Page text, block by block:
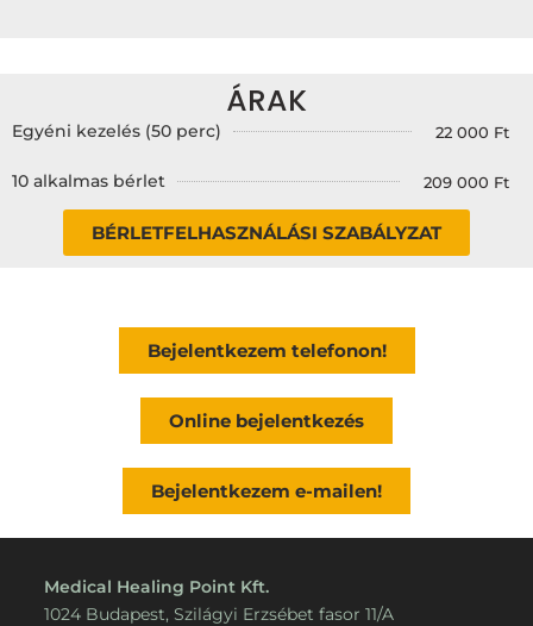
ÁRAK
Egyéni kezelés (50 perc) 22 000 Ft
10 alkalmas bérlet 209 000 Ft
BÉRLETFELHASZNÁLÁSI SZABÁLYZAT
Bejelentkezem telefonon!
Online bejelentkezés
Bejelentkezem e-mailen!
Medical Healing Point Kft.
1024 Budapest, Szilágyi Erzsébet fasor 11/A